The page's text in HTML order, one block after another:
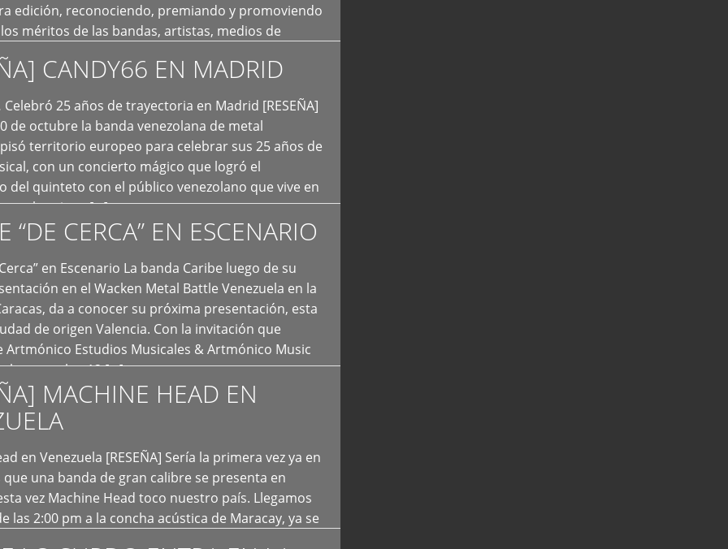
edición, reconociendo, premiando y promoviendo
méritos de las bandas, artistas, medios de
tendencias del metal y […]
CANDY66 EN MADRID
Celebró 25 años de trayectoria en Madrid [RESEÑA]
de octubre la banda venezolana de metal
territorio europeo para celebrar sus 25 años de
con un concierto mágico que logró el
del quinteto con el público venezolano que vive en
que los sigue […]
“DE CERCA” EN ESCENARIO
en Escenario La banda Caribe luego de su
en el Wacken Metal Battle Venezuela en la
da a conocer su próxima presentación, esta
de origen Valencia. Con la invitación que
Artmónico Estudios Musicales & Artmónico Music
cumplen 12 […]
MACHINE HEAD EN
en Venezuela [RESEÑA] Sería la primera vez ya en
una banda de gran calibre se presenta en
vez Machine Head toco nuestro país. Llegamos
las 2:00 pm a la concha acústica de Maracay, ya se